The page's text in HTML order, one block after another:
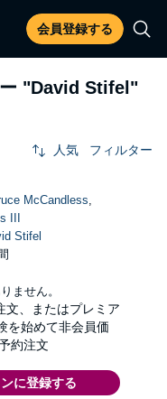
会員登録する
"David Stifel"
人気 フィルター
McCandless,
III
Stifel
ません。
文、またはプレミア
を始めて非会員価
約注文
に登録する